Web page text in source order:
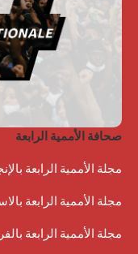
صحافة الأممية الرابعة
مجلة الأممية الرابعة
مجلة الأممية الرابعة
مجلة الأممية الرابعة